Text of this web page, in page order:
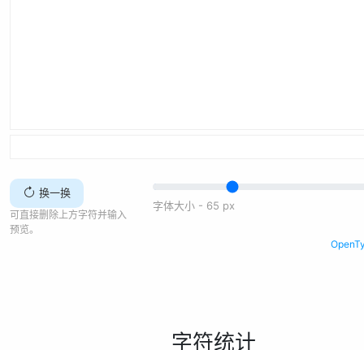
换一换
可直接删除上方字符并输入
预览。
字体大小 - 65 px
字符统计